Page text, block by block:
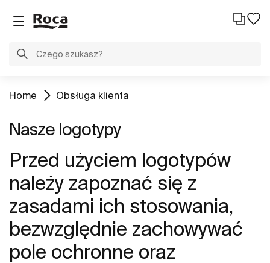
Home Obsługa klienta
Nasze logotypy
Przed użyciem logotypów
należy zapoznać się z
zasadami ich stosowania,
bezwzględnie zachowywać
pole ochronne oraz